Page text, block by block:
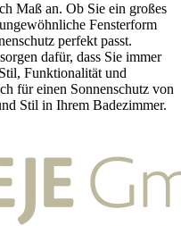
Maß an. Ob Sie ein großes
Fensterform
perfekt passt.
dafür, dass Sie immer
Funktionalität und
für einen Sonnenschutz von
Stil in Ihrem Badezimmer.